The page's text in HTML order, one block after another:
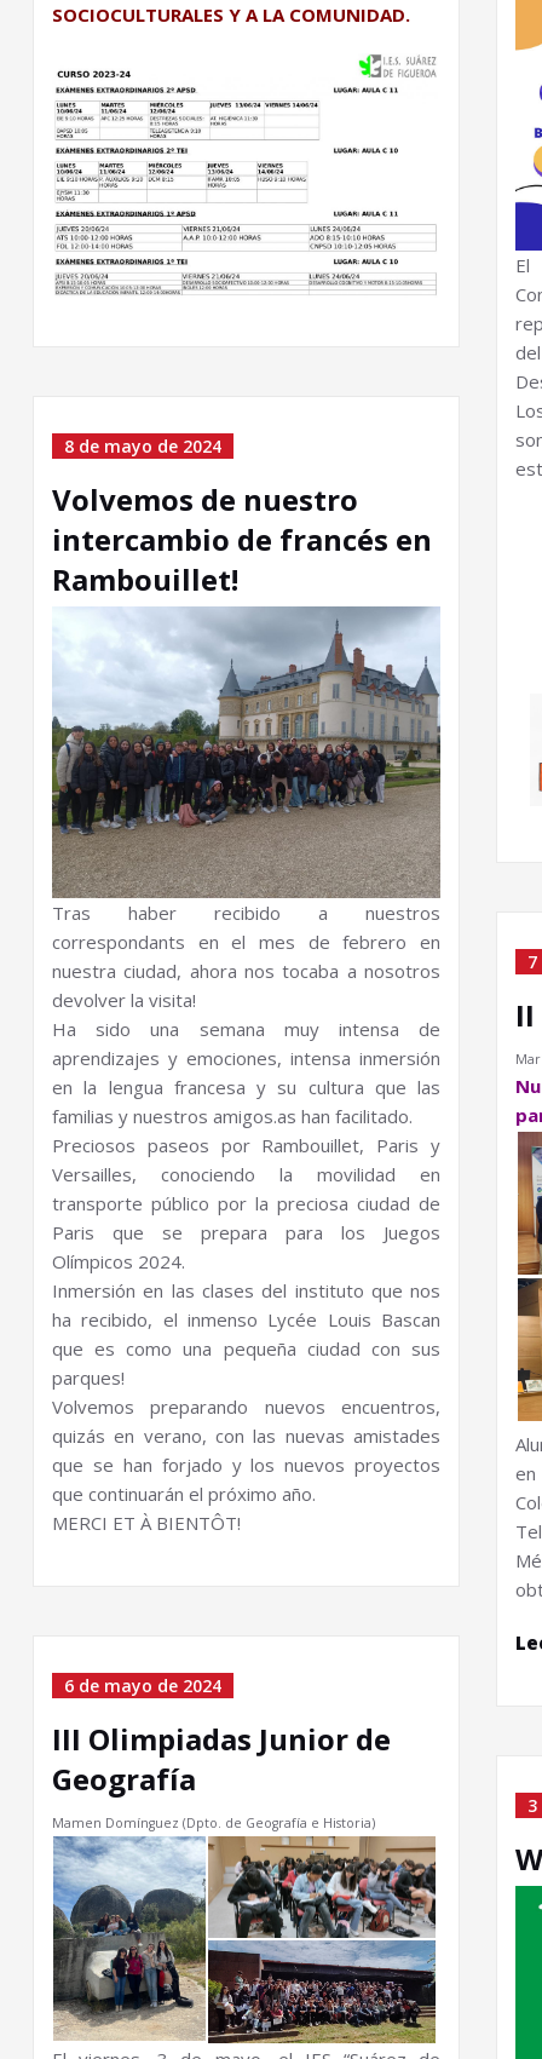
SOCIOCULTURALES Y A LA COMUNIDAD.
8 de mayo de 2024
Volvemos de nuestro
intercambio de francés en
Rambouillet!
Tras haber recibido a nuestros
correspondants en el mes de febrero en
nuestra ciudad, ahora nos tocaba a nosotros
devolver la visita!
Ha sido una semana muy intensa de
aprendizajes y emociones, intensa inmersión
en la lengua francesa y su cultura que las
familias y nuestros amigos.as han facilitado.
Preciosos paseos por Rambouillet, Paris y
Versailles, conociendo la movilidad en
transporte público por la preciosa ciudad de
Paris que se prepara para los Juegos
Olímpicos 2024.
Inmersión en las clases del instituto que nos
ha recibido, el inmenso Lycée Louis Bascan
que es como una pequeña ciudad con sus
parques!
Volvemos preparando nuevos encuentros,
quizás en verano, con las nuevas amistades
que se han forjado y los nuevos proyectos
que continuarán el próximo año.
MERCI ET À BIENTÔT!
6 de mayo de 2024
III Olimpiadas Junior de
Geografía
Mamen Domínguez (Dpto. de Geografía e Historia)
II